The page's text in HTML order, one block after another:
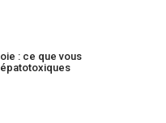
: ce que vous